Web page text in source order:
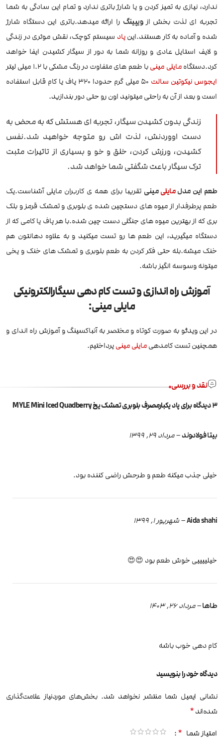
ندارد، نیازی به تمیز کردن و یا شارژ باتری ندارد و تمام این سادگی به شما
تجربه ای لذت بخش ازویپینگ را ارائه میدهد.باتری این دستگاه شارژ
شده و آماده به کار هستند.اینپاد سیستم کوچک، نقش موثری در زندگی
و لایف استایل عادی و روزانه شما به دور از سیگار کشیدن ایفا خواهد
کرد.دستگاهمایلی مینیبا طعم های متفاوت در رنگ مشکی با 1.2 میلی لیتر
ایجوس نیکوتین سالت
50 میلی گرم حدودا 320 پاف یا کام قابل استفاده
است و بعد از آن به راحتی میتونید اون رو حتی دور بندازید.
زندگی بدون کشیدن سیگار، تجربه ای هستش که به محض به
دست اووردنش، لذت اش رو متوجه خواهید شد.نفس
کشیدن، ورزش کردن، خلق و خو و بسیاری از تاثیرات مثبت
ترک سیگار باعث شگفتی شما خواهد شد.
طعم این مدلمایلیمینی تقریبا برای همه ی کاربران مایلی آشناست.یک
طعم پرطرفدار از میوه های دستچین شده ی بلوبری و تمشک قرمز و بلک
بری که از بهترین میوه های جنگلی دست چین شده.با هر پاف یا کامی که از
دستگاه میگیرید، این طعم ها رو تست میکنید و به علاوه دهانتون هم
خنک میشه.بله حتی فکر کردن به طعم بلوبری و تمشک های خنک و یخی
میتونه وسوسه انگیز باشه.
آموزش راه اندازی و تست کام دهی سیگارالکترونیکی
مایلی مینی:
در این ویدئو به صورت کوتاه و مختصر به آنباکسینگ و آموزش راه اندای و
همچنین تست کامدهیمایلی مینیپرداختیم.
نقد و بررسی
3 دیدگاه برای پاد یکبارمصرف بلوبری تمشک یخ MYLE Mini Iced Quadberry
بیتا فولادوند–مرداد 29, 1399
خیلی جذب میکنه طعم و طرحش راضی کننده بود.
Aida shahi
–شهریور 1, 1399
خیلییییی خوش طعم بود 😍😍
طاها– مرداد 26, 1403
کام دهی خوب باشه
دیدگاه خود را بنویسید
نشانی ایمیل شما منتشر نخواهد شد. بخش‌های موردنیاز علامت‌گذاری
شده‌اند*
امتیاز شما *